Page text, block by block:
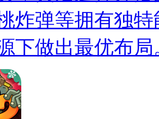
炸弹等拥有独
下做出最优布局